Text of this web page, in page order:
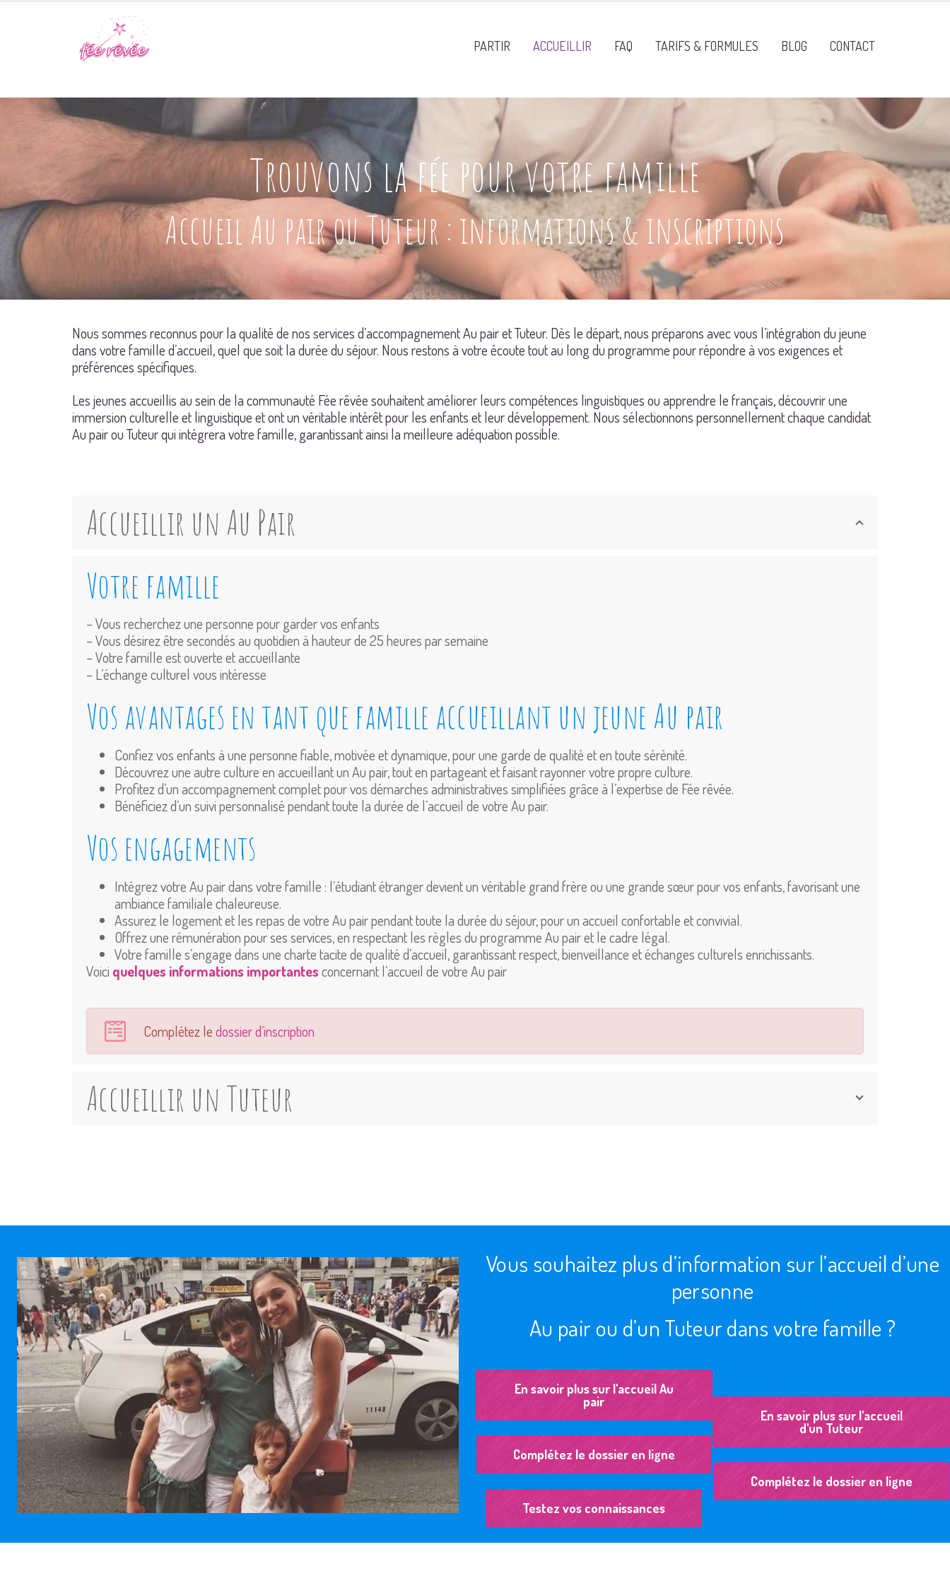
PARTIR ACCUEILLIR FAQ TARIFS & FORMULES BLOG CONTACT
Trouvons la fée pour votre famille
Accueil Au pair ou Tuteur : informations & inscriptions
Nous sommes reconnus pour la qualité de nos services d’accompagnement Au pair et Tuteur. Dès le départ, nous préparons avec vous l’intégration du jeune
dans votre famille d’accueil, quel que soit la durée du séjour. Nous restons à votre écoute tout au long du programme pour répondre à vos exigences et
préférences spécifiques.
Les jeunes accueillis au sein de la communauté Fée rêvée souhaitent améliorer leurs compétences linguistiques ou apprendre le français, découvrir une
immersion culturelle et linguistique et ont un véritable intérêt pour les enfants et leur développement. Nous sélectionnons personnellement chaque candidat
Au pair ou Tuteur qui intégrera votre famille, garantissant ainsi la meilleure adéquation possible.
Accueillir un Au Pair
Votre famille
– Vous recherchez une personne pour garder vos enfants
– Vous désirez être secondés au quotidien à hauteur de 25 heures par semaine
– Votre famille est ouverte et accueillante
– L’échange culturel vous intéresse
Vos avantages en tant que famille accueillant un jeune Au pair
Confiez vos enfants à une personne fiable, motivée et dynamique, pour une garde de qualité et en toute sérénité.
Découvrez une autre culture en accueillant un Au pair, tout en partageant et faisant rayonner votre propre culture.
Profitez d’un accompagnement complet pour vos démarches administratives simplifiées grâce à l’expertise de Fée rêvée.
Bénéficiez d’un suivi personnalisé pendant toute la durée de l’accueil de votre Au pair.
Vos engagements
Intégrez votre Au pair dans votre famille : l’étudiant étranger devient un véritable grand frère ou une grande sœur pour vos enfants, favorisant une
ambiance familiale chaleureuse.
Assurez le logement et les repas de votre Au pair pendant toute la durée du séjour, pour un accueil confortable et convivial.
Offrez une rémunération pour ses services, en respectant les règles du programme Au pair et le cadre légal.
Votre famille s’engage dans une charte tacite de qualité d’accueil, garantissant respect, bienveillance et échanges culturels enrichissants.
Voici quelques informations importantesconcernant l’accueil de votre Au pair
Complétez ledossier d’inscription
Accueillir un Tuteur
Vous souhaitez plus d’information sur l’accueil d’une
personne
Au pair ou d’un Tuteur dans votre famille ?
En savoir plus sur l'accueil Au
pair
Complétez le dossier en ligne
Testez vos connaissances
En savoir plus sur l'accueil
d'un Tuteur
Complétez le dossier en ligne